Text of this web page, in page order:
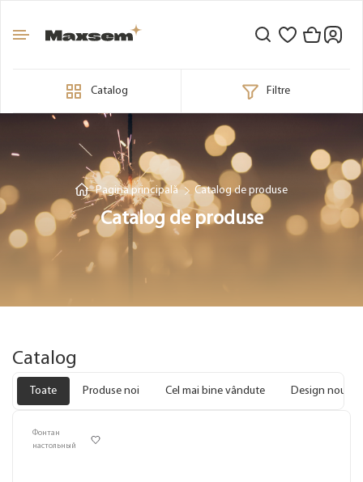
Catalog Filtre
Pagina principală Catalog de produse
Catalog de produse
Catalog
Toate Produse noi Cel mai bine vândute Design nou
Фонтан
настольный